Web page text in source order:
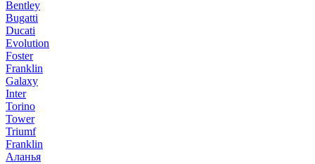
Bentley
Bugatti
Ducati
Evolution
Foster
Franklin
Galaxy
Inter
Torino
Tower
Triumf
Franklin
Аланья